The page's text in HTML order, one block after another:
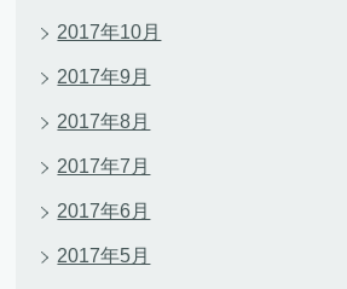
2017年10月
2017年9月
2017年8月
2017年7月
2017年6月
2017年5月